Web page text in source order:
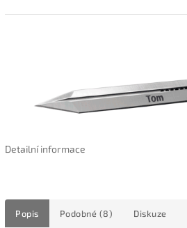
Detailní informace
Popis Podobné (8) Diskuze